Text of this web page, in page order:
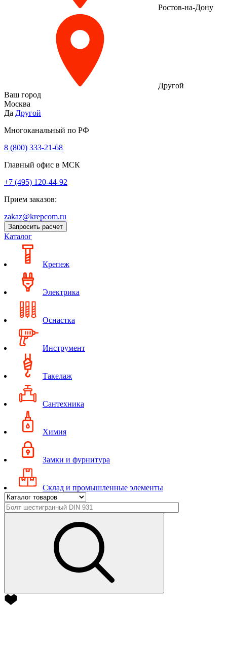
Ростов-на-Дону
Другой
Ваш город
Москва
Да Другой
Многоканальный по РФ
8 (800) 333‑21-68
Главный офис в МСК
+7 (495) 120-44-92
Прием заказов:
zakaz@krepcom.ru
Запросить расчет
Каталог
Крепеж
Электрика
Оснастка
Инструмент
Такелаж
Сантехника
Химия
Замки и фурнитура
Склад и промышленные элементы